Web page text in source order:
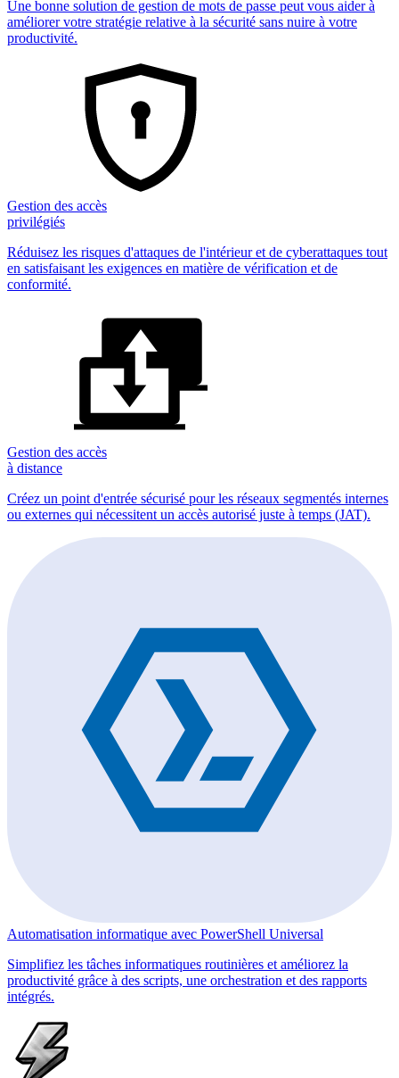
Une bonne solution de gestion de mots de passe peut vous aider à
améliorer votre stratégie relative à la sécurité sans nuire à votre
productivité.
Gestion des accès
privilégiés
Réduisez les risques d'attaques de l'intérieur et de cyberattaques tout
en satisfaisant les exigences en matière de vérification et de
conformité.
Gestion des accès
à distance
Créez un point d'entrée sécurisé pour les réseaux segmentés internes
ou externes qui nécessitent un accès autorisé juste à temps (JAT).
Automatisation informatique avec PowerShell Universal
Simplifiez les tâches informatiques routinières et améliorez la
productivité grâce à des scripts, une orchestration et des rapports
intégrés.